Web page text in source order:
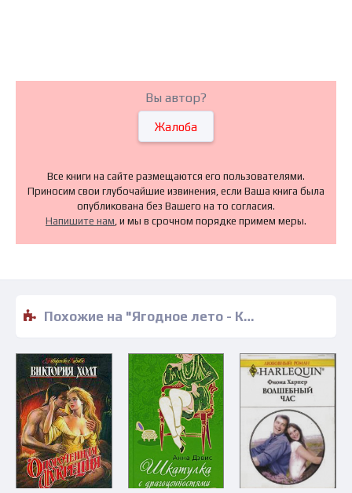
Вы автор?
Жалоба
Все книги на сайте размещаются его пользователями.
Приносим свои глубочайшие извинения, если Ваша книга была
опубликована без Вашего на то согласия.
Напишите нам, и мы в срочном порядке примем меры.
Похожие на "Ягодное лето - Катажина Михаляк" книги читать бесплатно полные версии